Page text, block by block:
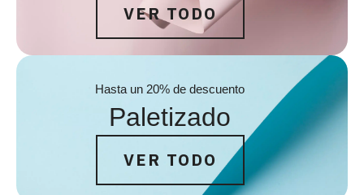
VER TODO
Hasta un 20% de descuento
Paletizado
VER TODO